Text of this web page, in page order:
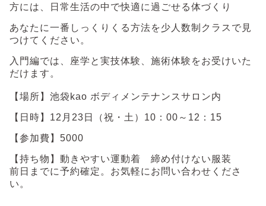
方には、日常生活の中で快適に過ごせる体づくり
あなたに一番しっくりくる方法を少人数制クラスで見
つけてください。
入門編では、座学と実技体験、施術体験をお受けいた
だけます。
【場所】池袋kao ボディメンテナンスサロン内
【日時】 12月23日（祝・土）10：00～12：15
【参加費】5000
【持ち物】動きやすい運動着 締め付けない服装
前日までに予約確定。お気軽にお問い合わせくださ
い。